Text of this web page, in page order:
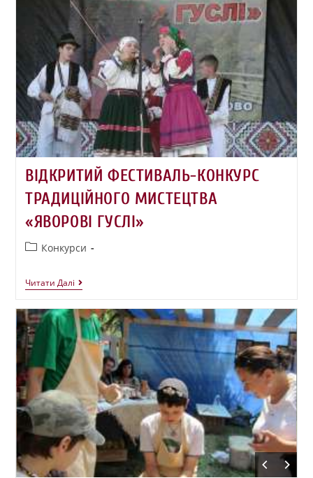
ВІДКРИТИЙ ФЕСТИВАЛЬ-КОНКУРС
ТРАДИЦІЙНОГО МИСТЕЦТВА
«ЯВОРОВІ ГУСЛІ»
Конкурси
Читати Далі